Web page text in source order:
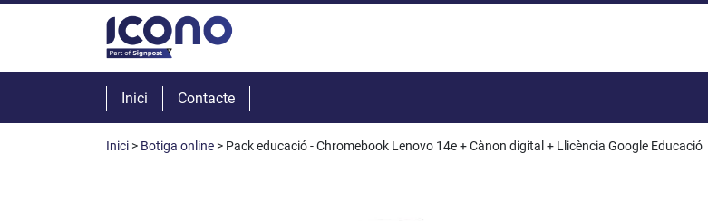
Inici Contacte
Inici > Botiga online > Pack educació - Chromebook Lenovo 14e + Cànon digital + Llicència Google Educació